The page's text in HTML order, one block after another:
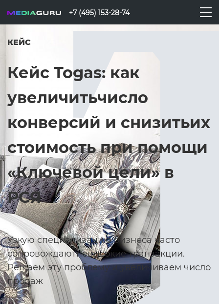
+7 (495) 153-28-74
КЕЙС
Кейс Togas: как
увеличитьчисло
конверсий и снизитьих
стоимость при помощи
«Ключевой цели» в
РСЯ
Узкую специализацию бизнеса часто
сопровождаютневысокие транзакции.
Решаем эту проблемуи увеличиваем число
продаж